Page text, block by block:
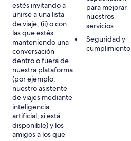
estés invitando a
unirse a una lista
de viaje, (ii) o con
las que estés
manteniendo una
conversación
dentro o fuera de
nuestra plataforma
(por ejemplo,
nuestro asistente
de viajes mediante
inteligencia
artificial, si está
disponible) y los
amigos a los que
para mejorar
nuestros
servicios
Seguridad y
cumplimiento